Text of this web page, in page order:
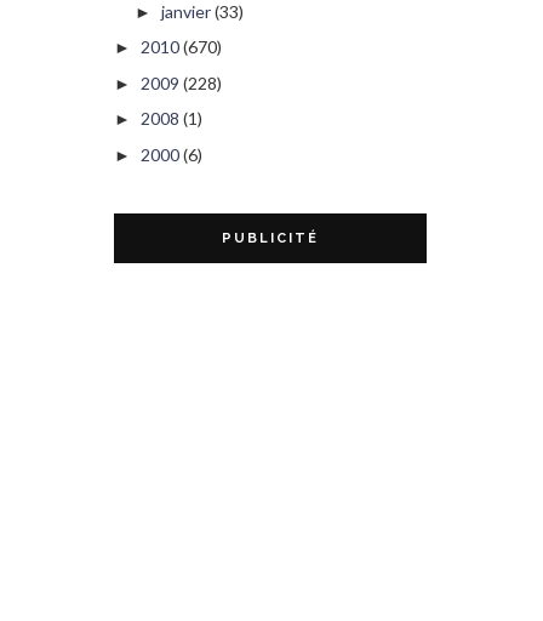
► janvier(33)
► 2010(670)
► 2009 (228)
► 2008 (1)
► 2000(6)
PUBLICITÉ